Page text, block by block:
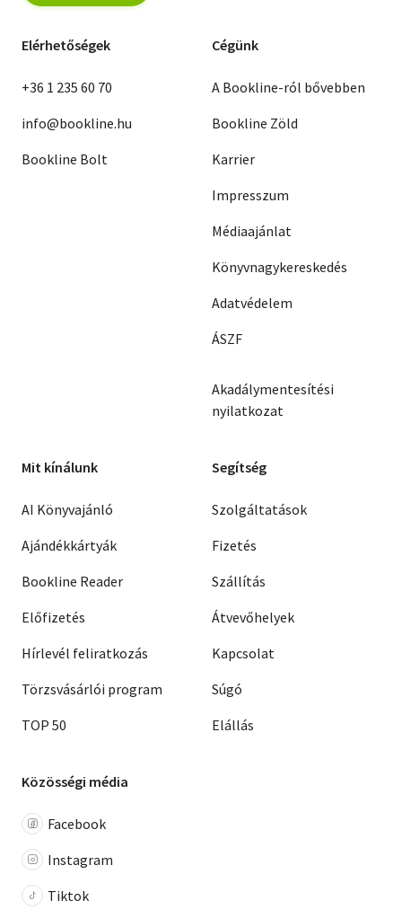
Elérhetőségek
+36 1 235 60 70
info@bookline.hu
Bookline Bolt
Cégünk
A Bookline-ról bővebben
Bookline Zöld
Karrier
Impresszum
Médiaajánlat
Könyvnagykereskedés
Adatvédelem
ÁSZF
Akadálymentesítési
nyilatkozat
Mit kínálunk
AI Könyvajánló
Ajándékkártyák
Bookline Reader
Előfizetés
Hírlevél feliratkozás
Törzsvásárlói program
TOP 50
Segítség
Szolgáltatások
Fizetés
Szállítás
Átvevőhelyek
Kapcsolat
Súgó
Elállás
Közösségi média
Facebook
Instagram
Tiktok